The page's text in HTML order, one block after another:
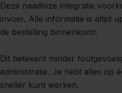
Deze naadloze integratie
invoer. Alle informatie is altijd
de bestelling binnenkomt.
Dit betekent minder
administratie. Je hebt alles op
sneller kunt werken.